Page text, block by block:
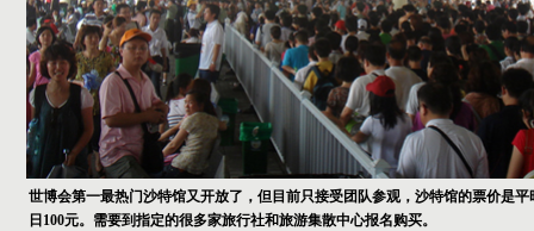
世博会第一最热门沙特馆又开放了，但目前只接受团队参观，沙特馆的票价是平
日100元。需要到指定的很多家旅行社和旅游集散中心报名购买。